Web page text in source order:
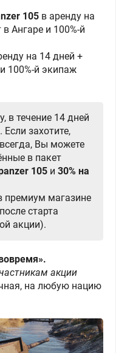
105 в аренду на
Ангаре и 100%-й
на 14 дней +
100%-й экипаж
в течение 14 дней
захотите,
Вы можете
в пакет
105 и 30% на
премиум магазине
старта
акции).
.
акции
на любую нацию